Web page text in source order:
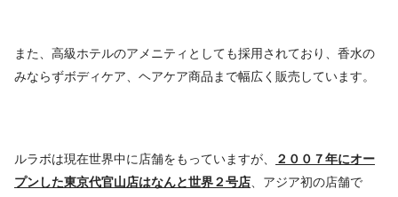
また、高級ホテルのアメニティとしても採用されており、香水の
みならずボディケア、ヘアケア商品まで幅広く販売しています。
ルラボは現在世界中に店舗をもっていますが、
２００７年にオー
プンした東京代官山店はなんと世界２号店、アジア初の店舗で